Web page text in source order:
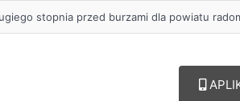
stopnia przed burzami dla powiatu